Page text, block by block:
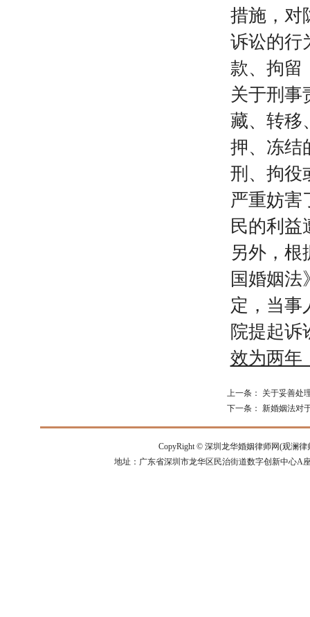
措施，对
诉讼的行
款、拘留
关于刑事
藏、转移
押、冻结
刑、拘役
严重妨害
民的利益
另外，根
国婚姻法
定，当事
院提起诉
效为两年
上一条：
关于妥善处
下一条： 新婚姻法对
CopyRight © 深圳龙华婚姻律师网(观澜律
地址：广东省深圳市龙华区民治街道数字创新中心